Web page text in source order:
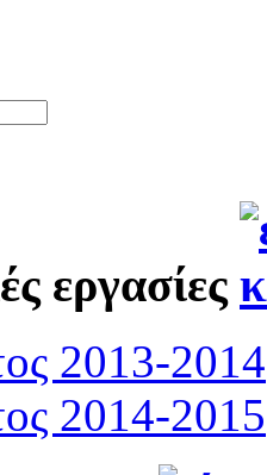
εργασίες
2013-2014
2014-2015